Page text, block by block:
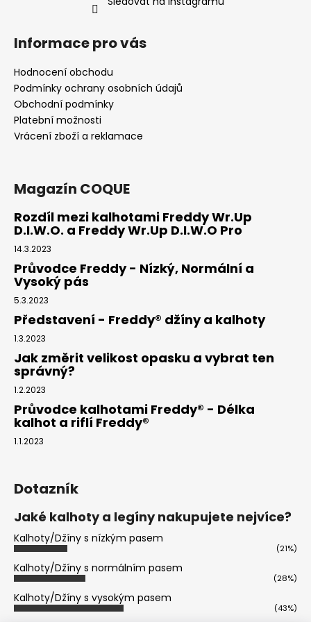
Informace pro vás
Hodnocení obchodu
Podmínky ochrany osobních údajů
Obchodní podmínky
Platební možnosti
Vrácení zboží a reklamace
Magazín COQUE
Rozdíl mezi kalhotami Freddy Wr.Up
D.I.W.O. a Freddy Wr.Up D.I.W.O Pro
14.3.2023
Průvodce Freddy - Nízký, Normální a
Vysoký pás
5.3.2023
Představení - Freddy® džíny a kalhoty
1.3.2023
Jak změrit velikost opasku a vybrat ten
správný?
1.2.2023
Průvodce kalhotami Freddy® - Délka
kalhot a riflí Freddy®
1.1.2023
Dotazník
Jaké kalhoty a legíny nakupujete nejvíce?
Kalhoty/Džíny s nízkým pasem
(21%)
Kalhoty/Džíny s normálním pasem
(28%)
Kalhoty/Džíny s vysokým pasem
(43%)